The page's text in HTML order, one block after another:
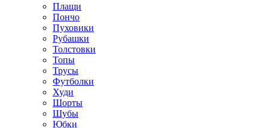
Плащи
Пончо
Пуховики
Рубашки
Толстовки
Топы
Трусы
Футболки
Худи
Шорты
Шубы
Юбки